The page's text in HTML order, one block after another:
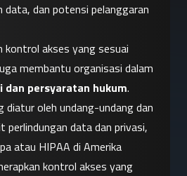
data, dan potensi pelanggaran
kontrol akses yang sesuai
persyaratan hukum.
diatur oleh undang-undang dan
data dan privasi,
atau HIPAA di Amerika
kontrol akses yang